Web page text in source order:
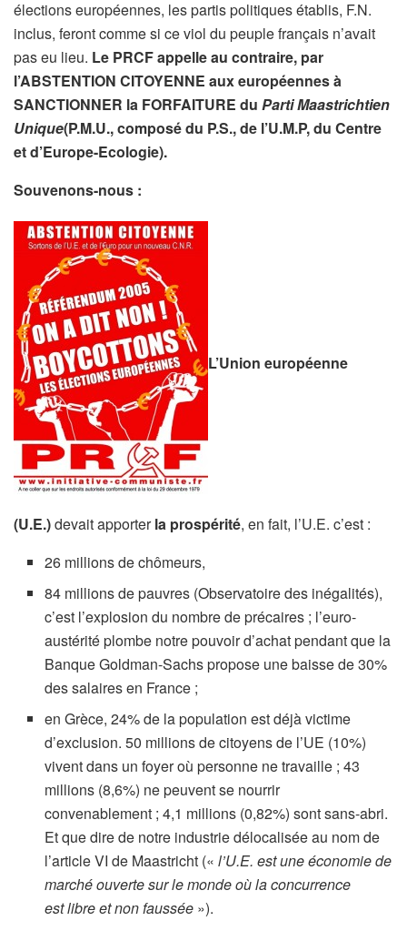
élections européennes, les partis politiques établis, F.N.
inclus, feront comme si ce viol du peuple français n’avait
pas eu lieu. Le PRCF appelle au contraire, par
l’ABSTENTION CITOYENNE aux européennes à
SANCTIONNER la FORFAITURE du Parti Maastrichtien
Unique(P.M.U., composé du P.S., de l’U.M.P, du Centre
et d’Europe-Ecologie).
Souvenons-nous :
L’Union européenne
(U.E.)devait apporterla prospérité, en fait, l’U.E. c’est :
26 millions de chômeurs,
84 millions de pauvres (Observatoire des inégalités),
c’est l’explosion du nombre de précaires ; l’euro-
austérité plombe notre pouvoir d’achat pendant que la
Banque Goldman-Sachs propose une baisse de 30%
des salaires en France ;
en Grèce, 24% de la population est déjà victime
d’exclusion. 50 millions de citoyens de l’UE (10%)
vivent dans un foyer où personne ne travaille ; 43
millions (8,6%) ne peuvent se nourrir
convenablement ; 4,1 millions (0,82%) sont sans-abri.
Et que dire de notre industrie délocalisée au nom de
l’article VI de Maastricht («l’U.E. est une économie de
marché ouverte sur le monde où la concurrence
estlibre et non faussée »).